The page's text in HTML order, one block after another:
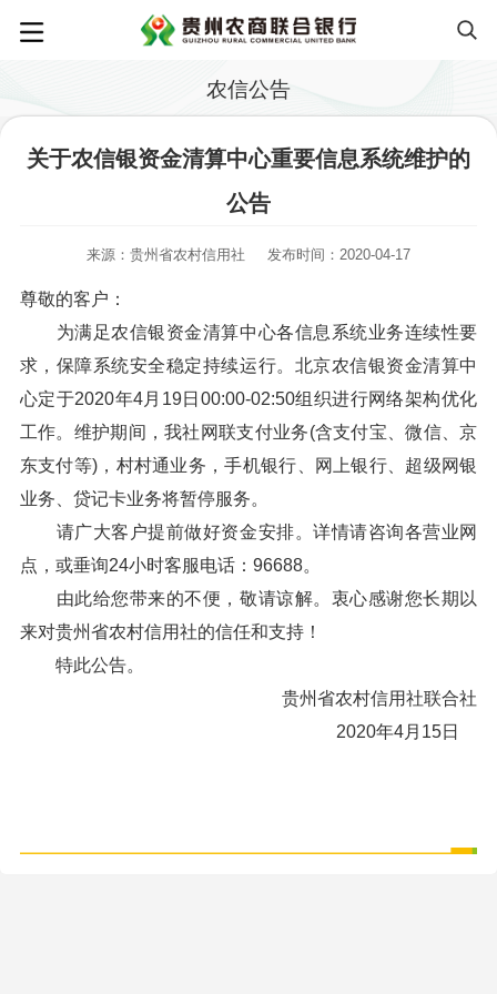
农信公告
关于农信银资金清算中心重要信息系统维护的
公告
来源：贵州省农村信用社 发布时间：2020-04-17
尊敬的客户：
为满足农信银资金清算中心各信息系统业务连续性要
求，保障系统安全稳定持续运行。北京农信银资金清算中
心定于2020年4月19日00:00-02:50组织进行网络架构优化
工作。维护期间，我社网联支付业务(含支付宝、微信、京
东支付等)，村村通业务，手机银行、网上银行、超级网银
业务、贷记卡业务将暂停服务。
请广大客户提前做好资金安排。详情请咨询各营业网
点，或垂询24小时客服电话：96688。
由此给您带来的不便，敬请谅解。衷心感谢您长期以
来对贵州省农村信用社的信任和支持！
特此公告。
贵州省农村信用社联合社
2020年4月15日